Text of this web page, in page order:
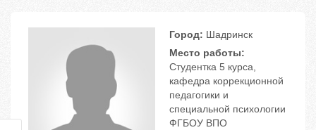
Город: Шадринск
Место работы:
Студентка 5 курса,
кафедра коррекционной
педагогики и
специальной психологии
ФГБОУ ВПО